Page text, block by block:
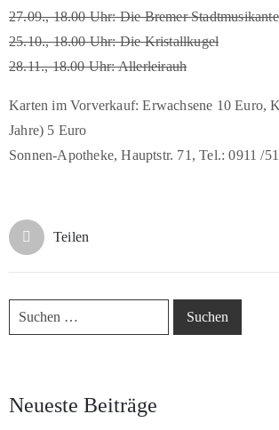
27.09., 18.00 Uhr: Die Bremer
25.10., 18.00 Uhr: Die Kristallkugel
28.11., 18.00 Uhr: Allerleirauh
Karten im Vorverkauf: Erwachsene 10 Euro,
Jahre) 5 Euro
Sonnen-Apotheke, Hauptstr. 71, Tel.: 0911 /
Teilen
Neueste Beiträge